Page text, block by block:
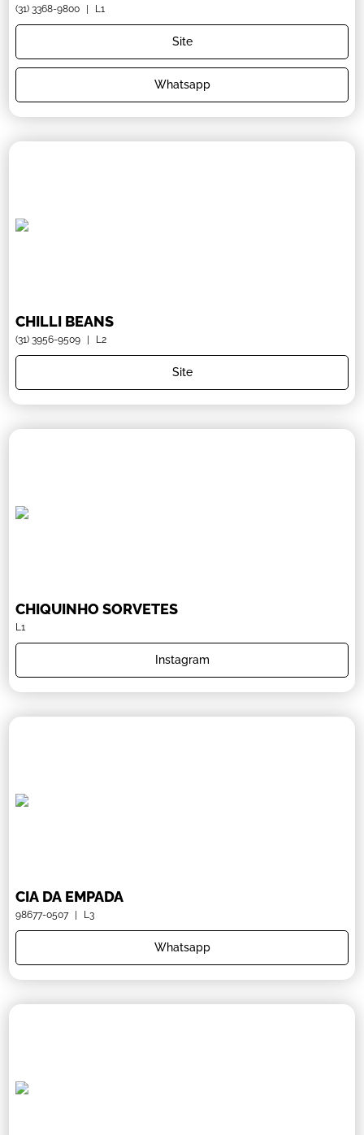
(31) 3368-9800 | L1
Site
Whatsapp
CHILLI BEANS
(31) 3956-9509 | L2
Site
CHIQUINHO SORVETES
L1
Instagram
CIA DA EMPADA
98677-0507 | L3
Whatsapp